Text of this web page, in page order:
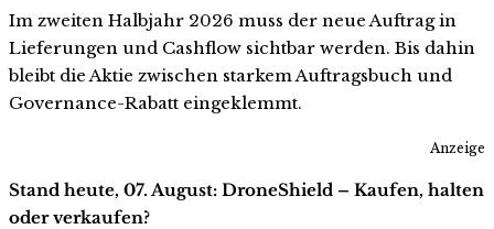
Im zweiten Halbjahr 2026 muss der neue Auftrag in
Lieferungen und Cashflow sichtbar werden. Bis dahin
bleibt die Aktie zwischen starkem Auftragsbuch und
Governance-Rabatt eingeklemmt.
Anzeige
Stand heute, 07. August: DroneShield – Kaufen, halten
oder verkaufen?